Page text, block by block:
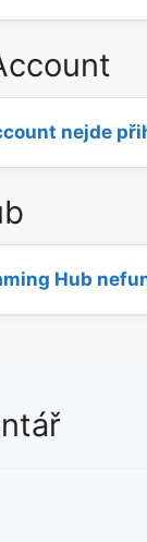
nejde
Hub